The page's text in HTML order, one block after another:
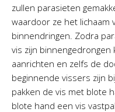
zullen parasieten
waardoor ze het lichaam
binnendringen. Zodra
vis zijn
aanrichten en zelfs de
beginnende vissers zijn
pakken de vis met blote
blote hand een vis